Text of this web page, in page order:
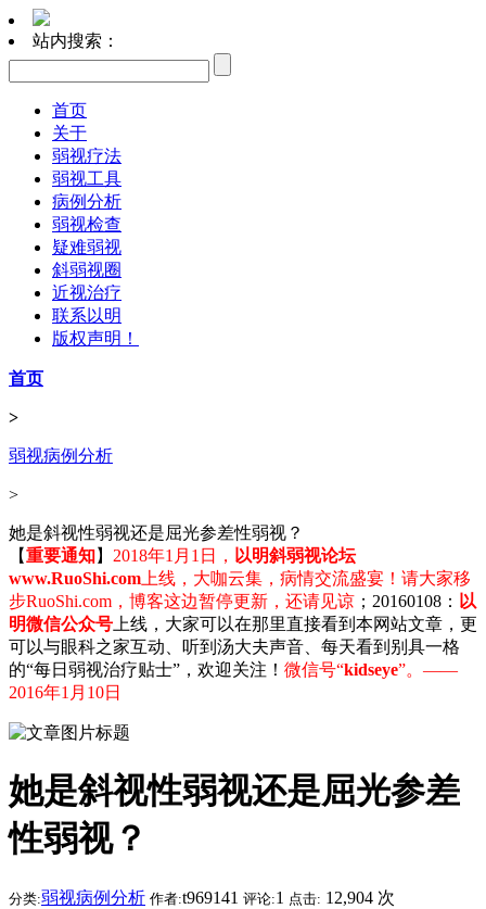
站内搜索：
首页
关于
弱视疗法
弱视工具
病例分析
弱视检查
疑难弱视
斜弱视圈
近视治疗
联系以明
版权声明！
首页
>
弱视病例分析
>
她是斜视性弱视还是屈光参差性弱视？
【重要通知】 2018年1月1日， 以明斜弱视论坛
www.RuoShi.com 上线，大咖云集，病情交流盛宴！请大家移
步RuoShi.com，博客这边暂停更新，还请见谅 ；20160108： 以
明微信公众号 上线，大家可以在那里直接看到本网站文章，更
可以与眼科之家互动、听到汤大夫声音、每天看到别具一格
的“每日弱视治疗贴士”，欢迎关注！ 微信号“kidseye”。——
2016年1月10日
她是斜视性弱视还是屈光参差
性弱视？
分类:弱视病例分析 作者:t969141 评论:1 点击: 12,904 次